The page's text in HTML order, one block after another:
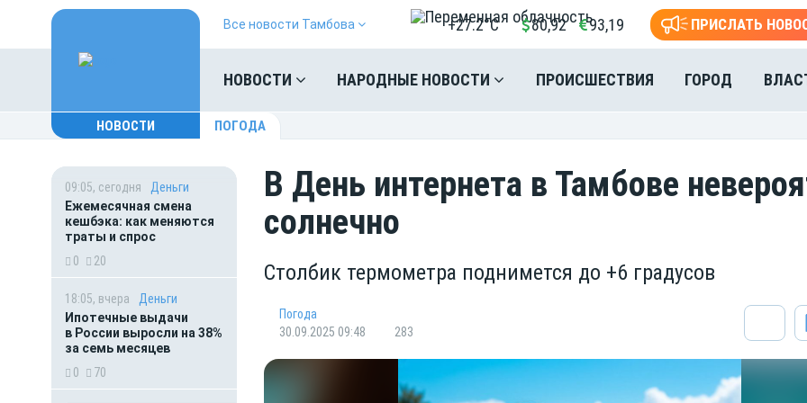
Все новости Тамбова +27.2°C 80,92 93,19 ПРИСЛАТЬ
НОВОСТИ НАРОДНЫЕ НОВОСТИ ПРОИСШЕСТВИЯ ГОРОД
НОВОСТИ ПОГОДА
09:05, сегодня
Деньги
Ежемесячная смена
кешбэка: как меняются
траты и спрос
0
20
18:05, вчера
Деньги
Ипотечные выдачи
в России выросли на 38%
за семь месяцев
0
70
В День интернета в Тамбове
солнечно
Столбик термометра поднимется до +6 градусов
Погода
30.09.2025 09:48
283